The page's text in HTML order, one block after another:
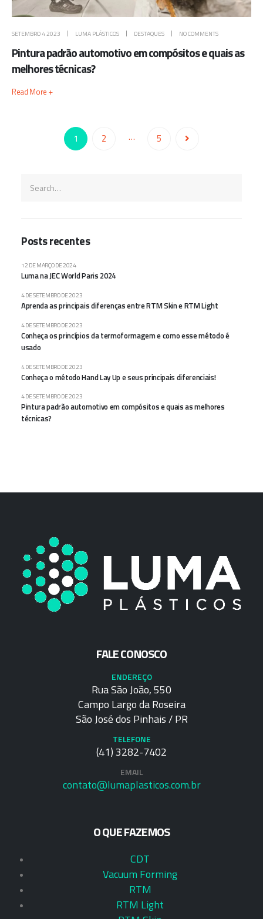
SETEMBRO 4 2023 LUMA PLÁSTICOS DESTAQUES NO COMMENTS
Pintura padrão automotivo em compósitos e quais as
melhores técnicas?
Read More +
1 2 … 5
Posts recentes
Luma na JEC World Paris 2024
12 DE MARÇO DE 2024
Aprenda as principais diferenças entre RTM Skin e RTM Light
4 DE SETEMBRO DE 2023
Conheça os princípios da termoformagem e como esse método é
usado
4 DE SETEMBRO DE 2023
Conheça o método Hand Lay Up e seus principais diferenciais!
4 DE SETEMBRO DE 2023
Pintura padrão automotivo em compósitos e quais as melhores
técnicas?
4 DE SETEMBRO DE 2023
FALE CONOSCO
ENDEREÇO
Rua São João, 550
Campo Largo da Roseira
São José dos Pinhais / PR
TELEFONE
(41) 3282-7402
EMAIL
contato@lumaplasticos.com.br
O QUE FAZEMOS
CDT
Vacuum Forming
RTM
RTM Light